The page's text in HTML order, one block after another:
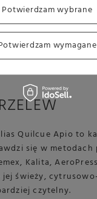
TRADYCYJNY
w domu kawę
wybór. Ta kawa z
Quilcue Apio to
się w metodach
Kalita,
jej świeży,
czytelny.
Potwierdzam wybrane
wymagane